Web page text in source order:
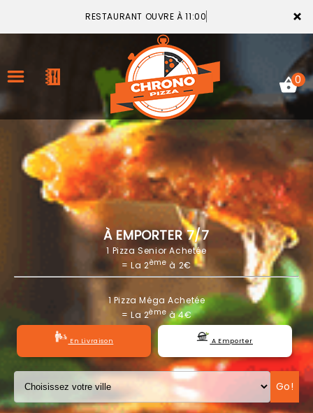
×
RESTAURANT OUVRE À 11:00
ACCUEIL
LA CARTE
VOTRE COMPTE
NOTRE RESTAURANT
VOS AVIS
MENTIONS LÉGALES
0
À EMPORTER 7/7
1 Pizza Senior Achetée
= La 2ème à 2€
1 Pizza Méga Achetée
= La 2èmeà 4€
En Livraison A Emporter
Go!